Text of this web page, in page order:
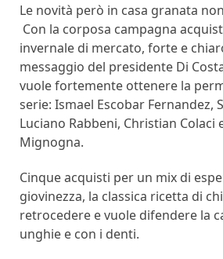
Le novità però in casa granata
Con la corposa campagna
invernale di mercato, forte e
messaggio del presidente Di
vuole fortemente ottenere la
serie: Ismael Escobar Fernandez,
Luciano Rabbeni, Christian Colaci
Mignogna.
Cinque acquisti per un mix di
giovinezza, la classica ricetta di
retrocedere e vuole difendere la
unghie e con i denti.